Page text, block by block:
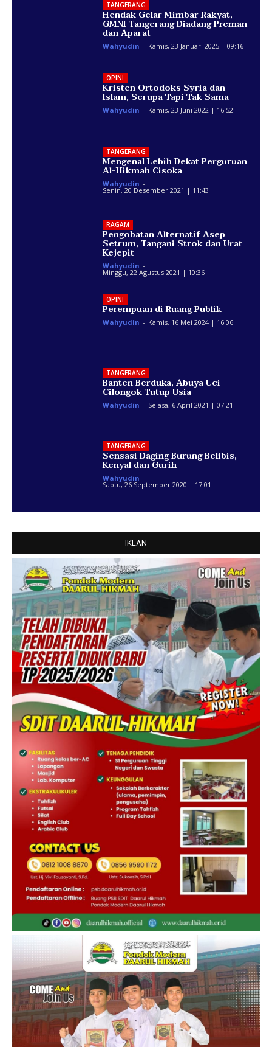
TANGERANG
Hendak Gelar Mimbar Rakyat,
GMNI Tangerang Diadang Preman
dan Aparat
Wahyudin - Kamis, 23 Januari 2025 | 09:16
OPINI
Kristen Ortodoks Syria dan
Islam, Serupa Tapi Tak Sama
Wahyudin - Kamis, 23 Juni 2022 | 16:52
TANGERANG
Mengenal Lebih Dekat Perguruan
Al-Hikmah Cisoka
Wahyudin -
Senin, 20 Desember 2021 | 11:43
RAGAM
Pengobatan Alternatif Asep
Setrum, Tangani Strok dan Urat
Kejepit
Wahyudin -
Minggu, 22 Agustus 2021 | 10:36
OPINI
Perempuan di Ruang Publik
Wahyudin - Kamis, 16 Mei 2024 | 16:06
TANGERANG
Banten Berduka, Abuya Uci
Cilongok Tutup Usia
Wahyudin - Selasa, 6 April 2021 | 07:21
TANGERANG
Sensasi Daging Burung Belibis,
Kenyal dan Gurih
Wahyudin -
Sabtu, 26 September 2020 | 17:01
IKLAN